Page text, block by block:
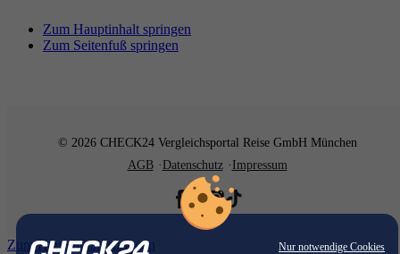
Nur notwendige Cookies
Zum Hauptinhalt springen
Zum Seitenfuß springen
© 2026 CHECK24 Vergleichsportal Reise GmbH München
AGB
Datenschutz Impressum
Zum Hauptinhalt springen